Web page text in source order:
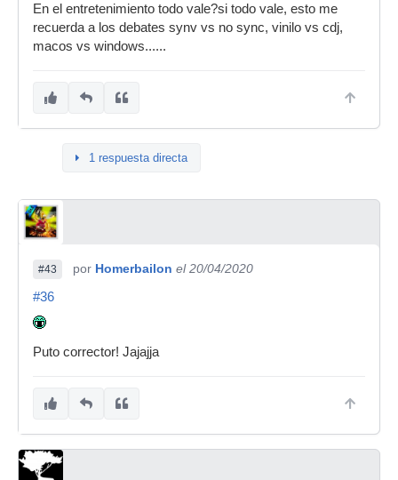
En el entretenimiento todo vale?si todo vale, esto me
recuerda a los debates synv vs no sync, vinilo vs cdj,
macos vs windows......
1 respuesta directa
#43 por Homerbailon el 20/04/2020
#36
Puto corrector! Jajajja